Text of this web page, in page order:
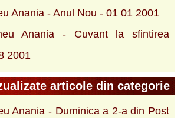
Anania - Anul Nou - 01 01 2001
Anania - Cuvant la sfintirea
2001
articole din categorie
Anania - Duminica a 2-a din Post